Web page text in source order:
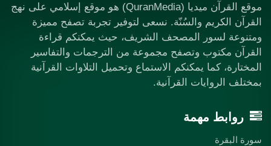
موقع القرآن ميديا (QuranMedia) هو موقع إسلامي على نهج
القرآن الكريم والسُنّة. نسعى لتوفير تجربة تصفح مميزة
ومتنوعة لسور المصحف الشريف، حيث يمكنكم قراءة
القرآن مكتوب وتصفح مجموعة من الترجمات والتفاسير
المختارة، كما يمكنكم الاستماع وتحميل التلاوات القرآنية
بمختلف الروايات القرآنية.
روابط مهمة
سورة البقرة